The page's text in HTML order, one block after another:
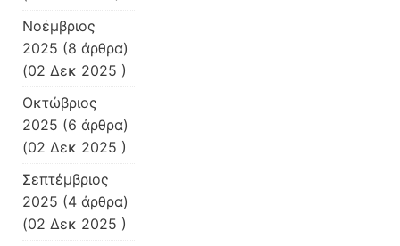
Νοέμβριος
2025 (8 άρθρα)
(02 Δεκ 2025 )
Οκτώβριος
2025 (6 άρθρα)
(02 Δεκ 2025 )
Σεπτέμβριος
2025 (4 άρθρα)
(02 Δεκ 2025 )